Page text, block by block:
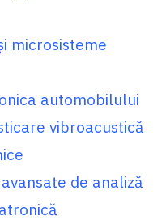
microsisteme
automobilului
vibroacustică
de analiză